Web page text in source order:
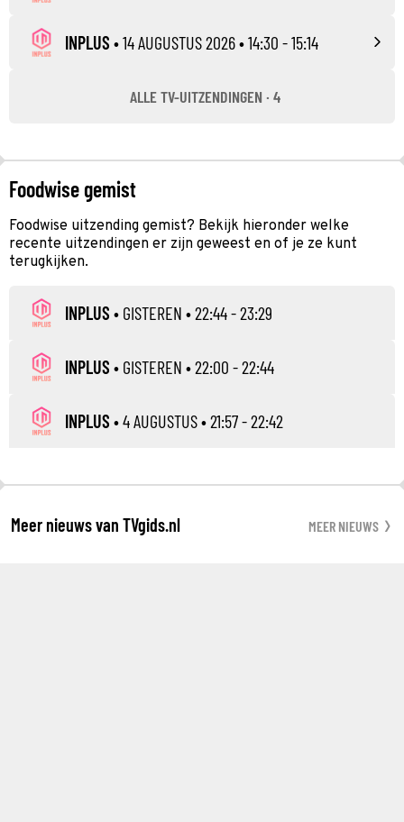
INPLUS •14 AUGUSTUS 2026• 14:30 - 15:14
ALLE TV-UITZENDINGEN · 4
Foodwise gemist
Foodwise uitzending gemist? Bekijk hieronder welke
recente uitzendingen er zijn geweest en of je ze kunt
terugkijken.
INPLUS • GISTEREN • 22:44 - 23:29
INPLUS • GISTEREN • 22:00 - 22:44
INPLUS •4 AUGUSTUS• 21:57 - 22:42
Meer nieuws van TVgids.nl MEER NIEUWS